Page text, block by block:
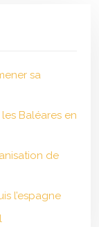
sa
Baléares en
de
l’espagne